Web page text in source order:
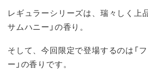
レギュラーシリーズは、瑞々しく上
サムハニー」の香り。
そして、今回限定で登場するのは「
ー」の香りです。